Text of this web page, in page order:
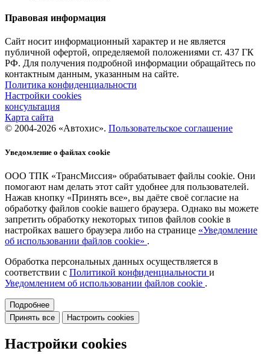
Правовая информация
Сайт носит информационный характер и не является
публичной офертой, определяемой положениями ст. 437 ГК
РФ. Для получения подробной информации обращайтесь по
контактным данным, указанным на сайте.
Политика конфиденциальности
Настройки cookies
консультация
Карта сайта
© 2004-2026 «Автохис». Пользовательское соглашение
Уведомление о файлах cookie
ООО ТПК «ТрансМиссия» обрабатывает файлы cookie. Они
помогают нам делать этот сайт удобнее для пользователей.
Нажав кнопку «Принять все», вы даёте своё согласие на
обработку файлов cookie вашего браузера. Однако вы можете
запретить обработку некоторых типов файлов cookie в
настройках вашего браузера либо на странице «Уведомление
об использовании файлов cookie» .
Обработка персональных данных осуществляется в
соответствии с Политикой конфиденциальности и
Уведомлением об использовании файлов cookie .
Подробнее
Принять все
Настроить cookies
Настройки cookies